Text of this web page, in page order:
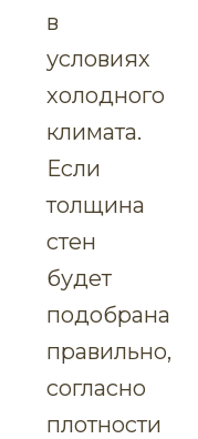
в
условиях
холодного
климата.
Если
толщина
стен
будет
подобрана
правильно,
согласно
плотности